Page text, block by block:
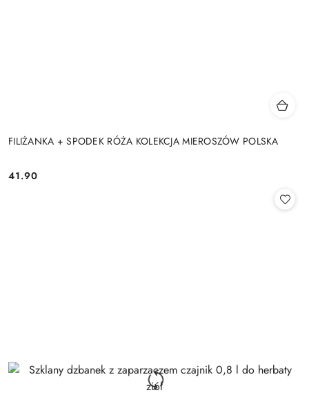
FILIŻANKA + SPODEK RÓŻA KOLEKCJA MIEROSZÓW POLSKA
Cena:
41.90